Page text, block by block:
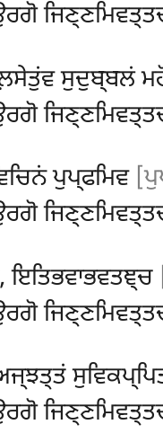
ਸੁਦੁਬ੍ਬਲਂ
ਪੁਪ੍ਫਮਿਵ